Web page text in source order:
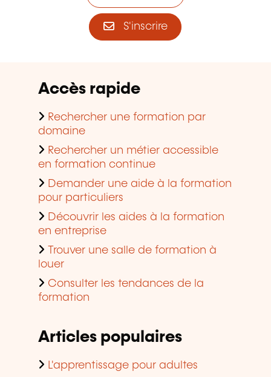
S'inscrire
Accès rapide
Rechercher une formation par
domaine
Rechercher un métier accessible
en formation continue
Demander une aide à la formation
pour particuliers
Découvrir les aides à la formation
en entreprise
Trouver une salle de formation à
louer
Consulter les tendances de la
formation
Articles populaires
L'apprentissage pour adultes